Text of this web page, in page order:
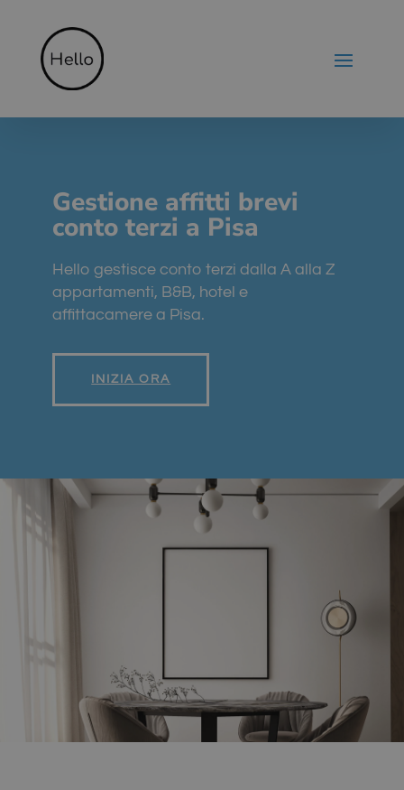
Gestione affitti brevi
conto terzi a Pisa
Hello gestisce conto terzi dalla A alla Z
appartamenti, B&B, hotel e
affittacamere a Pisa.
INIZIA ORA